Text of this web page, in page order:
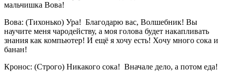
мальчишка Вова!
Вова: (Тихонько) Ура! Благодарю вас, Волшебник! Вы
научите меня чародейству, а моя голова будет накапливать
знания как компьютер! И ещё я хочу есть! Хочу много сока и
банан!
Кронос: (Строго) Никакого сока! Вначале дело, а потом еда!